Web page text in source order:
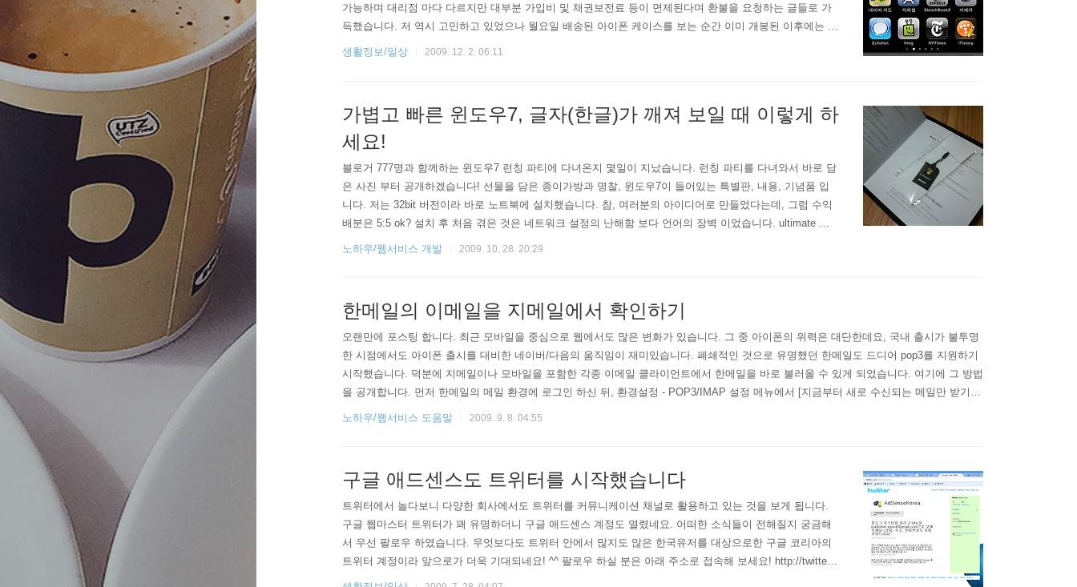
가능하며 대리점 마다 다르지만 대부분 가입비 및 채권보전료 등이 면제된다며 환불을 요청하는 글들로 가
득했습니다. 저 역시 고민하고 있었으나 월요일 배송된 아이폰 케이스를 보는 순간 이미 개봉된 이후에는 환
불이 불가하다는 메세지를 쓰레기통에 넣고 있는 제 자신을 발견할 수 있었습니다. USIM칩이 같이 오지 않
생활정보/일상 2009. 12. 2. 06:11
가볍고 빠른 윈도우7, 글자(한글)가 깨져 보일 때 이렇게 하
세요!
블로거 777명과 함께하는 윈도우7 런칭 파티에 다녀온지 몇일이 지났습니다. 런칭 파티를 다녀와서 바로 담
은 사진 부터 공개하겠습니다! 선물을 담은 종이가방과 명찰, 윈도우7이 들어있는 특별판, 내용, 기념품 입
니다. 저는 32bit 버전이라 바로 노트북에 설치했습니다. 참, 여러분의 아이디어로 만들었다는데, 그럼 수익
배분은 5:5 ok? 설치 후 처음 겪은 것은 네트워크 설정의 난해함 보다 언어의 장벽 이었습니다. ultimate 버
전은 영문으로만 제공되며 언어팩을 따로 설치해야 하더라구요. 이때 기본 언어를 한글로 설정하지 않으면
노하우/웹서비스 개발 2009. 10. 28. 20:29
한메일의 이메일을 지메일에서 확인하기
오랜만에 포스팅 합니다. 최근 모바일을 중심으로 웹에서도 많은 변화가 있습니다. 그 중 아이폰의 위력은 대단한데요, 국내 출시가 불투명
한 시점에서도 아이폰 출시를 대비한 네이버/다음의 움직임이 재미있습니다. 폐쇄적인 것으로 유명했던 한메일도 드디어 pop3를 지원하기
시작했습니다. 덕분에 지메일이나 모바일을 포함한 각종 이메일 클라이언트에서 한메일을 바로 불러올 수 있게 되었습니다. 여기에 그 방법
을 공개합니다. 먼저 한메일의 메일 환경에 로그인 하신 뒤, 환경설정 - POP3/IMAP 설정 메뉴에서 [지금부터 새로 수신되는 메일만 받기]
부분을 선택하신 뒤 저장하기를 클릭하세요. 이어 지메일의 메일 환경에 로그인 하신 뒤, 환경설정 - 계정 탭 - [메일 계정 추가] 를 클릭하신
노하우/웹서비스 도움말 2009. 9. 8. 04:55
구글 애드센스도 트위터를 시작했습니다
트위터에서 놀다보니 다양한 회사에서도 트위터를 커뮤니케이션 채널로 활용하고 있는 것을 보게 됩니다.
구글 웹마스터 트위터가 꽤 유명하더니 구글 애드센스 계정도 열렸네요. 어떠한 소식들이 전해질지 궁금해
서 우선 팔로우 하였습니다. 무엇보다도 트위터 안에서 많지도 않은 한국유저를 대상으로한 구글 코리아의
트위터 계정이라 앞으로가 더욱 기대되네요! ^^ 팔로우 하실 분은 아래 주소로 접속해 보세요! http://twitter.c
om/AdSenseKorea